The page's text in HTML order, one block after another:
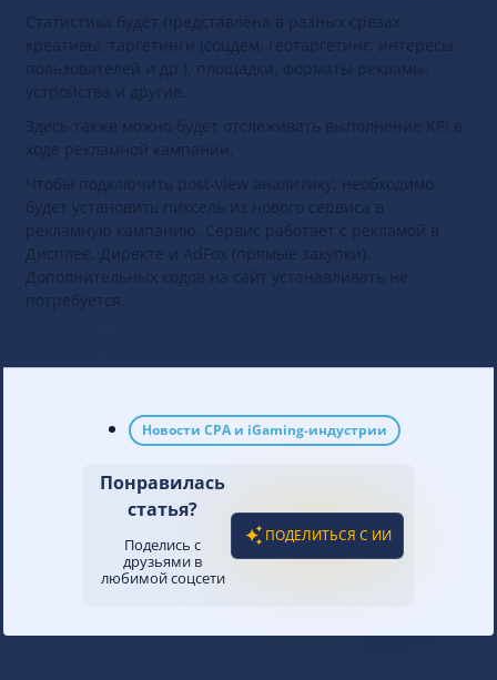
Статистика будет представлена в разных срезах:
креативы, таргетинги (соцдем, геотаргетинг, интересы
пользователей и др.), площадки, форматы рекламы,
устройства и другие.
Здесь также можно будет отслеживать выполнение KPI в
ходе рекламной кампании.
Чтобы подключить post-view аналитику, необходимо
будет установить пиксель из нового сервиса в
рекламную кампанию. Сервис работает с рекламой в
Дисплее, Директе и AdFox (прямые закупки).
Дополнительных кодов на сайт устанавливать не
потребуется.
Новости CPA и iGaming-индустрии
Понравилась
статья?
Поделись с
друзьями в
любимой соцсети
ПОДЕЛИТЬСЯ С ИИ